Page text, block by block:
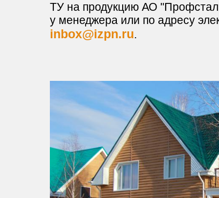
ТУ на продукцию АО
у менеджера или по адресу
inbox@izpn.ru.